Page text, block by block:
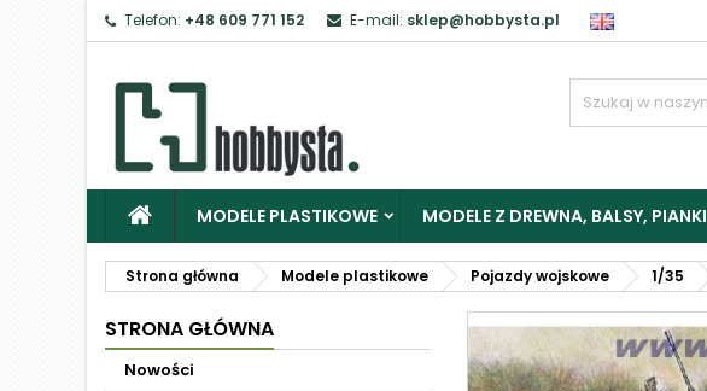
Telefon: +48 609 771 152 E-mail: sklep@hobbysta.pl
MODELE PLASTIKOWE MODELE Z DREWNA, BALSY, PIANKI
Strona główna Modele plastikowe Pojazdy wojskowe 1/35
STRONA GŁÓWNA
Nowości